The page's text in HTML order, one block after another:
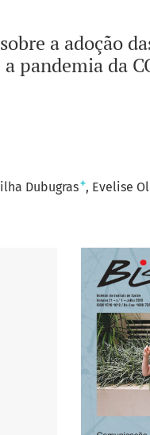
a adoção
pandemia da
Dubugras+ Evelise